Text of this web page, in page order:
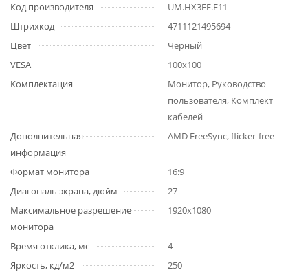
Код производителя
UM.HX3EE.E11
Штрихкод
4711121495694
Цвет
Черный
VESA
100х100
Комплектация
Монитор, Руководство
пользователя, Комплект
кабелей
Дополнительная
информация
AMD FreeSync, flicker-free
Формат монитора
16:9
Диагональ экрана, дюйм
27
Максимальное разрешение
монитора
1920x1080
Время отклика, мс
4
Яркость, кд/м2
250